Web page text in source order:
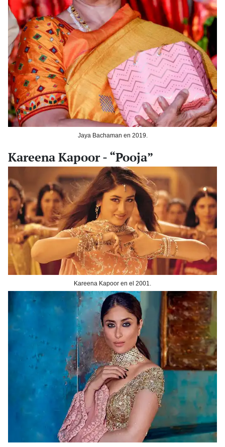
Jaya Bachaman en 2019.
Kareena Kapoor - “Pooja”
Kareena Kapoor en el 2001.